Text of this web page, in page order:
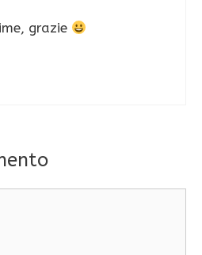
grazie